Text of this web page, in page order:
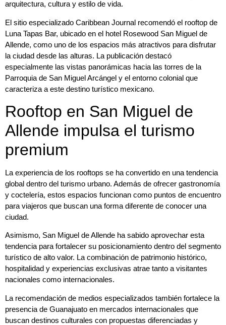
arquitectura, cultura y estilo de vida.
El sitio especializado Caribbean Journal recomendó el rooftop de
Luna Tapas Bar, ubicado en el hotel Rosewood San Miguel de
Allende, como uno de los espacios más atractivos para disfrutar
la ciudad desde las alturas. La publicación destacó
especialmente las vistas panorámicas hacia las torres de la
Parroquia de San Miguel Arcángel y el entorno colonial que
caracteriza a este destino turístico mexicano.
Rooftop en San Miguel de
Allende impulsa el turismo
premium
La experiencia de los rooftops se ha convertido en una tendencia
global dentro del turismo urbano. Además de ofrecer gastronomía
y coctelería, estos espacios funcionan como puntos de encuentro
para viajeros que buscan una forma diferente de conocer una
ciudad.
Asimismo, San Miguel de Allende ha sabido aprovechar esta
tendencia para fortalecer su posicionamiento dentro del segmento
turístico de alto valor. La combinación de patrimonio histórico,
hospitalidad y experiencias exclusivas atrae tanto a visitantes
nacionales como internacionales.
La recomendación de medios especializados también fortalece la
presencia de Guanajuato en mercados internacionales que
buscan destinos culturales con propuestas diferenciadas y